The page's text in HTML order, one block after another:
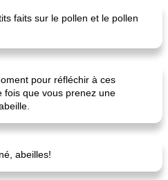
ananas cuit au four avec des craquelins
faits sur le pollen et le pollen
pour réfléchir à ces
fois que vous prenez une
abeilles!